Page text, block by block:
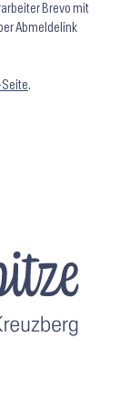
Brevo mit
Abmeldelink
.